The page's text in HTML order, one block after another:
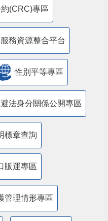
(CRC)專區
務資源整合平台
性別平等專區
法身分關係公開專區
標章查詢
販運專區
管理情形專區